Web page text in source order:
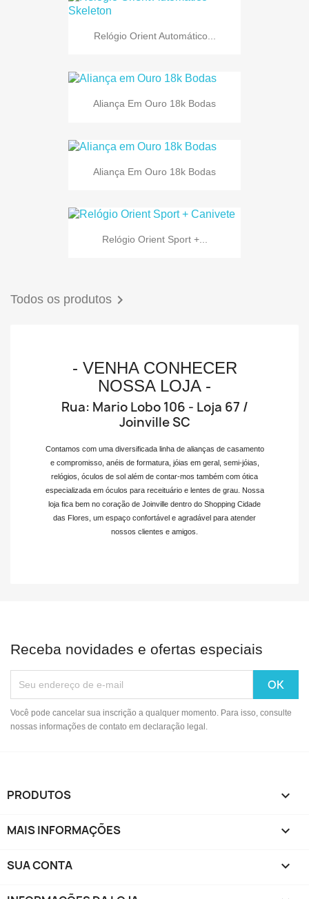
Relógio Orient Automático...
Aliança Em Ouro 18k Bodas
Aliança Em Ouro 18k Bodas
Relógio Orient Sport +...
Todos os produtos 
- VENHA CONHECER
NOSSA LOJA -
Rua: Mario Lobo 106 - Loja 67 /
Joinville SC
Contamos com uma diversificada linha de alianças de casamento
e compromisso, anéis de formatura, jóias em geral, semi-jóias,
relógios, óculos de sol além de contar-mos também com ótica
especializada em óculos para receituário e lentes de grau. Nossa
loja fica bem no coração de Joinville dentro do Shopping Cidade
das Flores, um espaço confortável e agradável para atender
nossos clientes e amigos.
Receba novidades e ofertas especiais
Você pode cancelar sua inscrição a qualquer momento. Para isso, consulte
nossas informações de contato em declaração legal.
PRODUTOS 
MAIS INFORMAÇÕES 
SUA CONTA 